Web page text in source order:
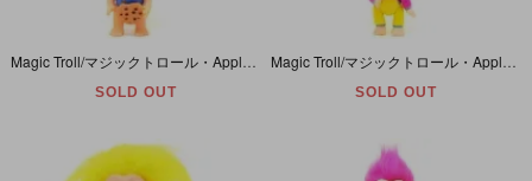
Magic Troll/マジックトロール・Applause/アプローズ・オレンジ/ソフビ/星と月オーバーオール・チョコチップクッキー
SOLD OUT
Magic Troll/マジックトロール・Applause/アプローズ・イエロー/ソフビ/舌出し・ブロック無し
SOLD OUT